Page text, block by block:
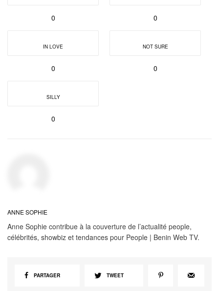
0 0
IN LOVE
0
NOT SURE
0
SILLY
0
ANNE SOPHIE
Anne Sophie contribue à la couverture de l’actualité people,
célébrités, showbiz et tendances pour People | Benin Web TV.
PARTAGER TWEET